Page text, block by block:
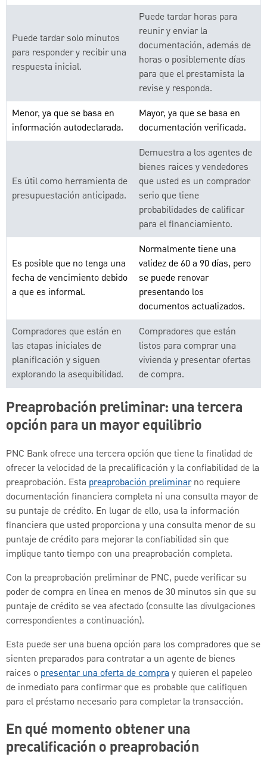
Puede tardar solo minutos
para responder y recibir una
respuesta inicial.
Puede tardar horas para
reunir y enviar la
documentación, además de
horas o posiblemente días
para que el prestamista la
revise y responda.
Menor, ya que se basa en
información autodeclarada.
Mayor, ya que se basa en
documentación verificada.
Es útil como herramienta de
presupuestación anticipada.
Demuestra a los agentes de
bienes raíces y vendedores
que usted es un comprador
serio que tiene
probabilidades de calificar
para el financiamiento.
Es posible que no tenga una
fecha de vencimiento debido
a que es informal.
Normalmente tiene una
validez de 60 a 90 días, pero
se puede renovar
presentando los
documentos actualizados.
Compradores que están en
las etapas iniciales de
planificación y siguen
explorando la asequibilidad.
Compradores que están
listos para comprar una
vivienda y presentar ofertas
de compra.
Preaprobación preliminar: una tercera
opción para un mayor equilibrio
PNC Bank ofrece una tercera opción que tiene la finalidad de
ofrecer la velocidad de la precalificación y la confiabilidad de la
preaprobación. Esta preaprobación preliminarno requiere
documentación financiera completa ni una consulta mayor de
su puntaje de crédito. En lugar de ello, usa la información
financiera que usted proporciona y una consulta menor de su
puntaje de crédito para mejorar la confiabilidad sin que
implique tanto tiempo con una preaprobación completa.
Con la preaprobación preliminar de PNC, puede verificar su
poder de compra en línea en menos de 30 minutos sin que su
puntaje de crédito se vea afectado (consulte las divulgaciones
correspondientes a continuación).
Esta puede ser una buena opción para los compradores que se
sienten preparados para contratar a un agente de bienes
raíces o presentar una oferta de compray quieren el papeleo
de inmediato para confirmar que es probable que califiquen
para el préstamo necesario para completar la transacción.
En qué momento obtener una
precalificación o preaprobación